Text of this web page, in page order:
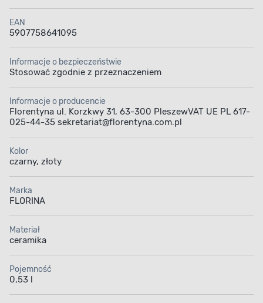
EAN
5907758641095
Informacje o bezpieczeństwie
Stosować zgodnie z przeznaczeniem
Informacje o producencie
Florentyna ul. Korzkwy 31, 63-300 PleszewVAT UE PL 617-
025-44-35 sekretariat@florentyna.com.pl
Kolor
czarny, złoty
Marka
FLORINA
Materiał
ceramika
Pojemność
0,53 l